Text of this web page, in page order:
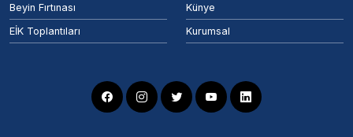
Beyin Fırtınası
EİK Toplantıları
Künye
Kurumsal